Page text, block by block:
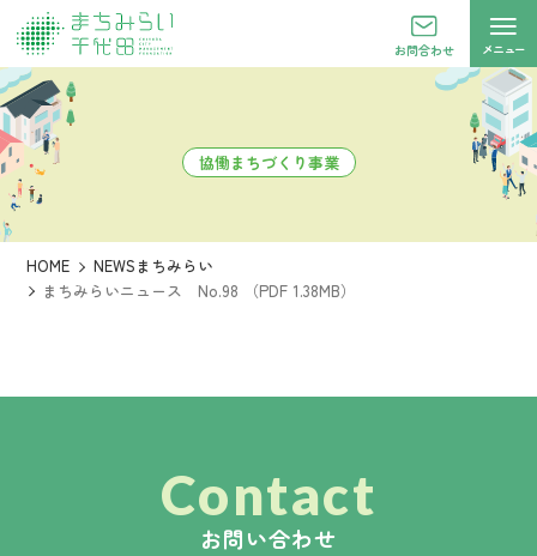
お問合わせ メニュー
協働まちづくり事業
HOME
NEWSまちみらい
まちみらいニュース No.98 （PDF 1.38MB）
Contact
お問い合わせ